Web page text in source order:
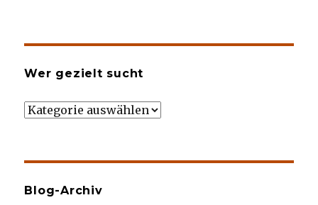
Wer gezielt sucht
Wer
Blog-Archiv